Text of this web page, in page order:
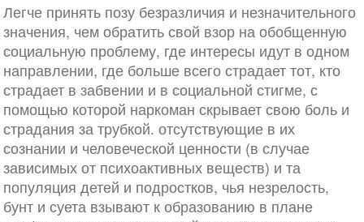
Легче принять позу безразличия и незначительного
значения, чем обратить свой взор на обобщенную
социальную проблему, где интересы идут в одном
направлении, где больше всего страдает тот, кто
страдает в забвении и в социальной стигме, с
помощью которой наркоман скрывает свою боль и
страдания за трубкой. отсутствующие в их
сознании и человеческой ценности (в случае
зависимых от психоактивных веществ) и та
популяция детей и подростков, чья незрелость,
бунт и суета взывают к образованию в плане